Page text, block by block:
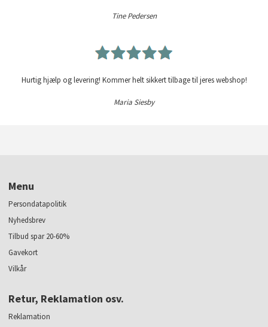
Tine Pedersen
Hurtig hjælp og levering! Kommer helt sikkert tilbage til jeres webshop!
Maria Siesby
Menu
Persondatapolitik
Nyhedsbrev
Tilbud spar 20-60%
Gavekort
Vilkår
Retur, Reklamation osv.
Reklamation